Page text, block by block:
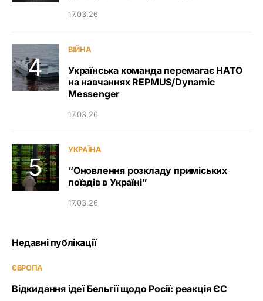
17.03.26
ВІЙНА
Українська команда перемагає НАТО
на навчаннях REPMUS/Dynamic
Messenger
17.03.26
УКРАЇНА
“Оновлення розкладу приміських
поїздів в Україні”
17.03.26
Недавні публікації
ЄВРОПА
Відкидання ідеї Бельгії щодо Росії: реакція ЄС